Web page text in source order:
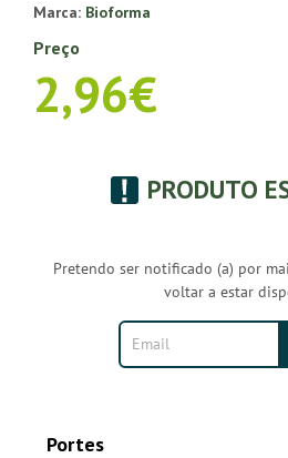
Marca: Bioforma
Preço
2,96€
PRODUTO
Pretendo ser notificado (a) por
voltar a estar
Portes